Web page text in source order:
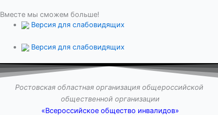
Вместе мы сможем больше!
Версия для слабовидящих
Версия для слабовидящих
Ростовская областная организация общероссийской
общественной организации
«Всероссийское общество инвалидов»